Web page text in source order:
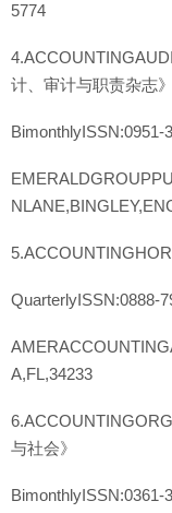
5774
计、审计与职责杂志》
BimonthlyISSN:0951-
QuarterlyISSN:0888-
A,FL,34233
与社会》
BimonthlyISSN:0361-